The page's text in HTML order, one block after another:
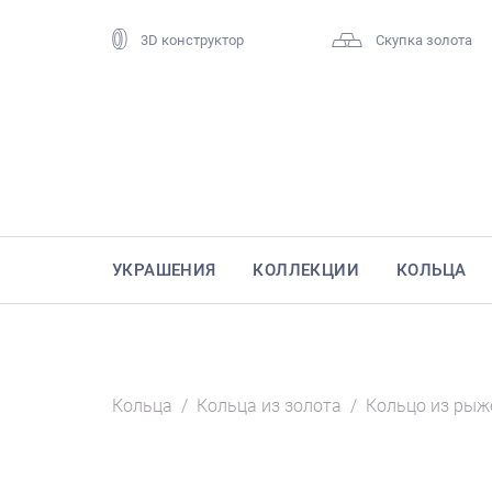
3D конструктор Скупка золота
УКРАШЕНИЯ КОЛЛЕКЦИИ КОЛЬЦА
Кольца / Кольца из золота / Кольцо из